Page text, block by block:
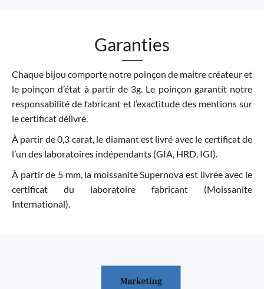
Garanties
Chaque bijou comporte notre poinçon de maitre créateur et
le poinçon d’état à partir de 3g. Le poinçon garantit notre
responsabilité de fabricant et l’exactitude des mentions sur
le certificat délivré.
À partir de 0,3 carat, le diamant est livré avec le certificat de
l’un des laboratoires indépendants (GIA, HRD, IGI).
À partir de 5 mm, la moissanite Supernova est livrée avec le
certificat du laboratoire fabricant (Moissanite
International).